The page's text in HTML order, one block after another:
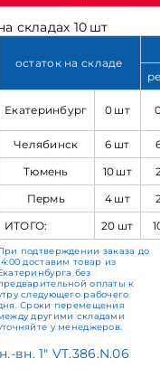
складах 10 шт
остаток на складе
Екатеринбург 0 шт
Челябинск 6 шт
Тюмень
10 шт
Пермь
4 шт
ИТОГО:
20 шт
подтверждении заказа до
доставим товар из
без
оплаты к
следующего рабочего
Сроки перемещения
другими складами
у менеджеров.
1" VT.386.N.06